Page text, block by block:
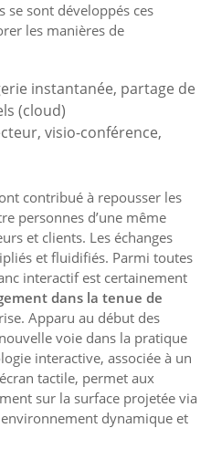
se sont développés ces
les manières de
instantanée, partage de
(cloud)
visio-conférence,
contribué à repousser les
personnes d’une même
et clients. Les échanges
et fluidifiés. Parmi toutes
interactif est certainement
dans la tenue de
Apparu au début des
voie dans la pratique
interactive, associée à un
tactile, permet aux
sur la surface projetée via
dynamique et